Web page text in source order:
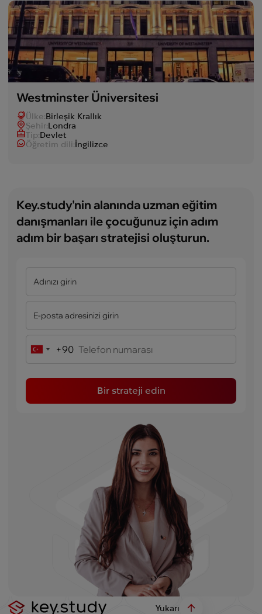
Westminster Üniversitesi
Ülke:Birleşik Krallık
Şehir:Londra
Tip:Devlet
Öğretim dili:İngilizce
Key.study'nin alanında uzman eğitim
danışmanları ile çocuğunuz için adım
adım bir başarı stratejisi oluşturun.
Turkey+90
Bir strateji edin
Yukarı